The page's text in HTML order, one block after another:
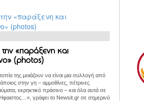
«παράξενη και
(photos)
της μοιάζουν να είναι μια συλλογή από
στην γη – αμμοθίνες, πέτρινες
εκρηκτικό πράσινο – και όλα αυτά σε
γράφει το Newsit.gr σε σημερινό